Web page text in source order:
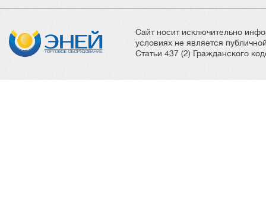
Сайт носит исключительно
условиях не является
Статьи 437 (2) Гражданского